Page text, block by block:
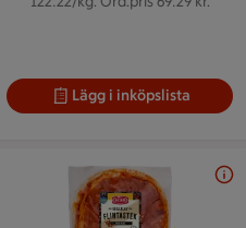
Lägg i inköpslista